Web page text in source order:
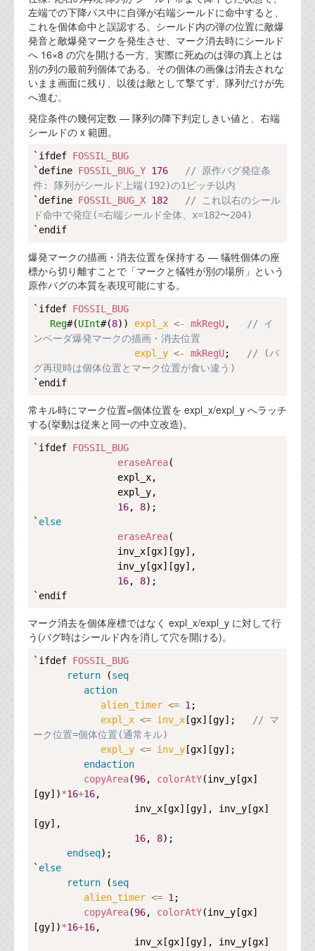
左端での下降パス中に自弾が右端シールドに命中すると、
これを個体命中と誤認する。シールド内の弾の位置に敵爆
発音と敵爆発マークを発生させ、マーク消去時にシールド
へ 16×8 の穴を開ける一方、実際に死ぬのは弾の真上とは
別の列の最前列個体である。その個体の画像は消去されな
いまま画面に残り、以後は敵として撃てず、隊列だけが先
へ進む。
発症条件の幾何定数 — 隊列の降下判定しきい値と、右端
シールドの x 範囲。
`ifdef FOSSIL_BUG
`define FOSSIL_BUG_Y 176
// 原作バグ発症条
`define FOSSIL_BUG_X 182
// これ以右のシール
爆発マークの描画・消去位置を保持する — 犠牲個体の座
標から切り離すことで「マークと犠牲が別の場所」という
原作バグの本質を表現可能にする。
`ifdef FOSSIL_BUG
Reg#(UInt#(8)) expl_x <- mkRegU,
// イ
expl_y <- mkRegU;
// (バ
常キル時にマーク位置=個体位置を expl_x/expl_y へラッチ
する(挙動は従来と同一の中立改造)。
`ifdef FOSSIL_BUG
eraseArea(
16, 8);
` else
eraseArea(
16, 8);
マーク消去を個体座標ではなく expl_x/expl_y に対して行
う(バグ時はシールド内を消して穴を開ける)。
`ifdef FOSSIL_BUG
return (seq
action
alien_timer <= 1 ;
expl_x <= inv_x [gx][gy];
// マ
expl_y <= inv_y [gx][gy];
endaction
copyArea(96, colorAtY(inv_y[gx]
[gy])*16+16,
[gy],
16, 8);
endseq);
` else
return (seq
alien_timer <= 1 ;
copyArea(96, colorAtY(inv_y[gx]
[gy])*16+16,